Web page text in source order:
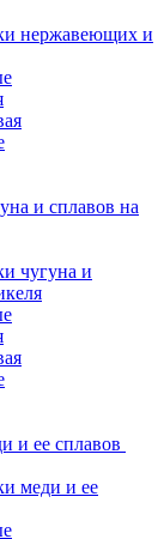
нержавеющих и
и сплавов на
чугуна и
и ее сплавов
меди и ее